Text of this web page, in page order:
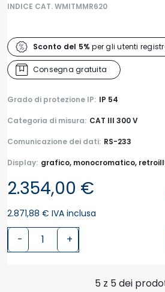
INDICE CAT. WMITMMR620
Sconto del 5% per gli utenti
Consegna gratuita
Grado di protezione IP: IP 54
Categoria di misura: CAT III 300 V
Comunicazione dei dati: RS-233
Display: grafico, monocromatico,
2.354,00 €
2.871,88 € IVA inclusa
- +
5 z 5 dei